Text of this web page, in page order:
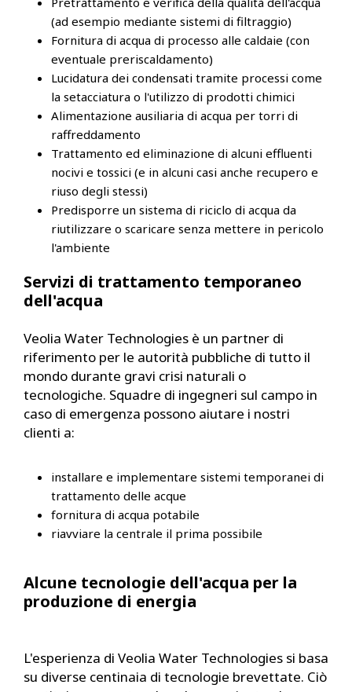
(ad esempio mediante sistemi di filtraggio)
Fornitura di acqua di processo alle caldaie (con
eventuale preriscaldamento)
Lucidatura dei condensati tramite processi come
la setacciatura o l'utilizzo di prodotti chimici
Alimentazione ausiliaria di acqua per torri di
raffreddamento
Trattamento ed eliminazione di alcuni effluenti
nocivi e tossici (e in alcuni casi anche recupero e
riuso degli stessi)
Predisporre un sistema di riciclo di acqua da
riutilizzare o scaricare senza mettere in pericolo
l'ambiente
Servizi di trattamento temporaneo
dell'acqua
Veolia Water Technologies è un partner di
riferimento per le autorità pubbliche di tutto il
mondo durante gravi crisi naturali o
tecnologiche. Squadre di ingegneri sul campo in
caso di emergenza possono aiutare i nostri
clienti a:
installare e implementare sistemi temporanei di
trattamento delle acque
fornitura di acqua potabile
riavviare la centrale il prima possibile
Alcune tecnologie dell'acqua per la
produzione di energia
L'esperienza di Veolia Water Technologies si basa
su diverse centinaia di tecnologie brevettate. Ciò